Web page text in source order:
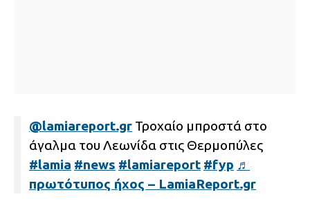
@lamiareport.gr Τροχαίο μπροστά στο
άγαλμα του Λεωνίδα στις Θερμοπύλες
#lamia #news #lamiareport #fyp ♬
πρωτότυπος ήχος – LamiaReport.gr